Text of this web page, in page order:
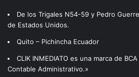
De los Trigales N54-59 y Pedro
de Estados Unidos.
Quito – Pichincha Ecuador
CLIK INMEDIATO es una marca de
Contable Administrativo.»